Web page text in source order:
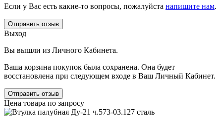
Если у Вас есть какие-то вопросы, пожалуйста напишите нам.
Отправить отзыв
Выход
Вы вышли из Личного Кабинета.
Ваша корзина покупок была сохранена. Она будет
восстановлена при следующем входе в Ваш Личный Кабинет.
Отправить отзыв
Цена товара по запросу